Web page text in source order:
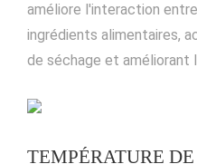
améliore l'interaction
ingrédients alimentaires,
de séchage et améliorant
TEMPÉRATURE